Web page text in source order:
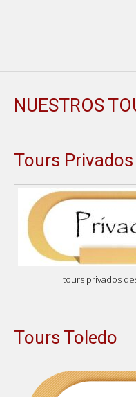
NUESTROS
Tours Privados
tours privados
Tours Toledo